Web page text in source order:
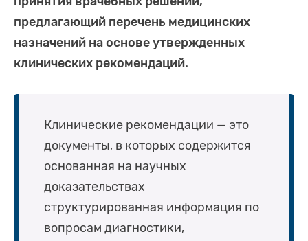
предлагающий перечень медицинских
назначений на основе утвержденных
клинических рекомендаций.
Клинические рекомендации — это
документы, в которых содержится
основанная на научных
доказательствах
структурированная информация по
вопросам диагностики,